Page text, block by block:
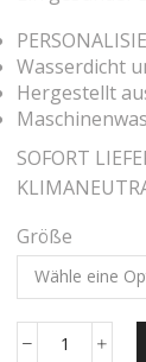
Wasserdicht
Hergestellt
SOFORT
Größe